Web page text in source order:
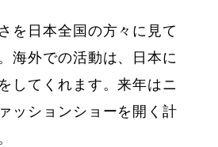
を日本全国の方々に見て
海外での活動は、日本に
してくれます。来年はニ
ッションショーを開く計